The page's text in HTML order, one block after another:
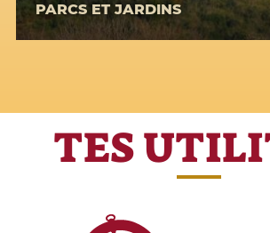
PARCS ET JARDINS
TES